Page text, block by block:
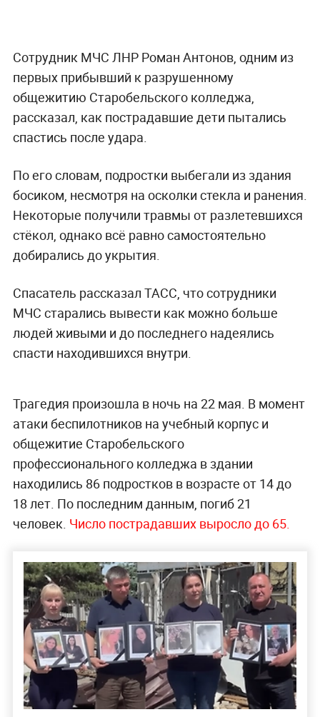
Сотрудник МЧС ЛНР Роман Антонов, одним из
первых прибывший к разрушенному
общежитию Старобельского колледжа,
рассказал, как пострадавшие дети пытались
спастись после удара.
По его словам, подростки выбегали из здания
босиком, несмотря на осколки стекла и ранения.
Некоторые получили травмы от разлетевшихся
стёкол, однако всё равно самостоятельно
добирались до укрытия.
Спасатель рассказал ТАСС, что сотрудники
МЧС старались вывести как можно больше
людей живыми и до последнего надеялись
спасти находившихся внутри.
Трагедия произошла в ночь на 22 мая. В момент
атаки беспилотников на учебный корпус и
общежитие Старобельского
профессионального колледжа в здании
находились 86 подростков в возрасте от 14 до
18 лет. По последним данным, погиб 21
человек. Число пострадавших выросло до 65.